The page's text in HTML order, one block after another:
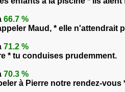
66.7 %
Maud, * elle n'attendrait
71.2 %
* tu conduises prudemment.
70.3 %
à Pierre notre rendez-vous